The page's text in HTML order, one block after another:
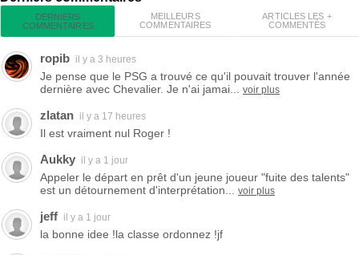
DERNIERS
COMMENTAIRES
MEILLEURS
COMMENTAIRES
ARTICLES LES +
COMMENTÉS
ropib il y a 3 heures
Je pense que le PSG a trouvé ce qu'il pouvait trouver l'année
dernière avec Chevalier. Je n'ai jamai...
voir plus
zlatan il y a 17 heures
Il est vraiment nul Roger !
Aukky il y a 1 jour
Appeler le départ en prêt d'un jeune joueur "fuite des talents"
est un détournement d'interprétation...
voir plus
jeff il y a 1 jour
la bonne idee !la classe ordonnez !jf